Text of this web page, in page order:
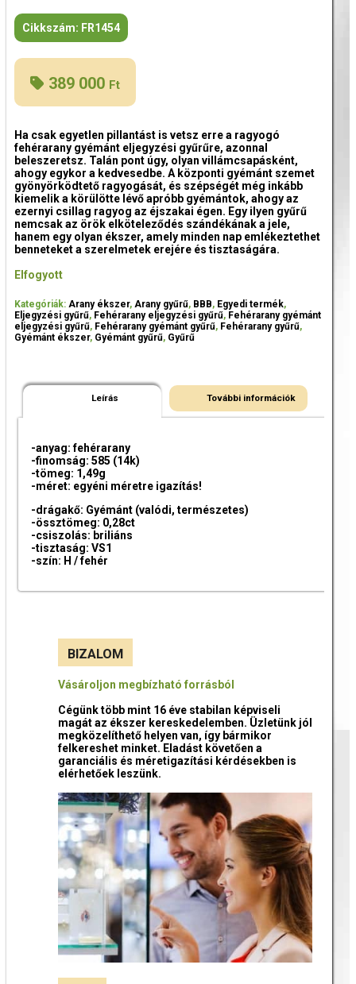
Cikkszám: FR1454
389 000 Ft
Ha csak egyetlen pillantást is vetsz erre a ragyogó
fehérarany gyémánt eljegyzési gyűrűre, azonnal
beleszeretsz. Talán pont úgy, olyan villámcsapásként,
ahogy egykor a kedvesedbe. A központi gyémánt szemet
gyönyörködtető ragyogását, és szépségét még inkább
kiemelik a körülötte lévő apróbb gyémántok, ahogy az
ezernyi csillag ragyog az éjszakai égen. Egy ilyen gyűrű
nemcsak az örök elköteleződés szándékának a jele,
hanem egy olyan ékszer, amely minden nap emlékeztethet
benneteket a szerelmetek erejére és tisztaságára.
Elfogyott
Kategóriák: Arany ékszer, Arany gyűrű, BBB, Egyedi termék,
Eljegyzési gyűrű, Fehérarany eljegyzési gyűrű, Fehérarany gyémánt
eljegyzési gyűrű, Fehérarany gyémánt gyűrű, Fehérarany gyűrű,
Gyémánt ékszer, Gyémánt gyűrű, Gyűrű
Leírás További információk
-anyag: fehérarany
-finomság: 585 (14k)
-tömeg: 1,49g
-méret: egyéni méretre igazítás!
-drágakő: Gyémánt (valódi, természetes)
-össztömeg: 0,28ct
-csiszolás: briliáns
-tisztaság: VS1
-szín: H / fehér
BIZALOM
Vásároljon megbízható forrásból
Cégünk több mint 16 éve stabilan képviseli
magát az ékszer kereskedelemben. Üzletünk jól
megközelíthető helyen van, így bármikor
felkereshet minket. Eladást követően a
garanciális és méretigazítási kérdésekben is
elérhetőek leszünk.